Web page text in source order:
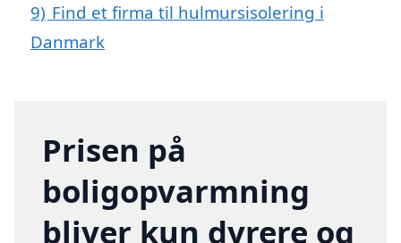
9) Find et firma til hulmursisolering i
Danmark
Prisen på
boligopvarmning
bliver kun dyrere og